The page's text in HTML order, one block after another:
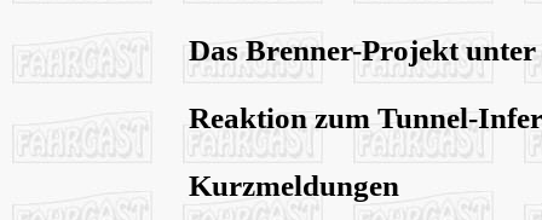
Das Brenner-Projekt
Reaktion zum Tunnel-
Kurzmeldungen